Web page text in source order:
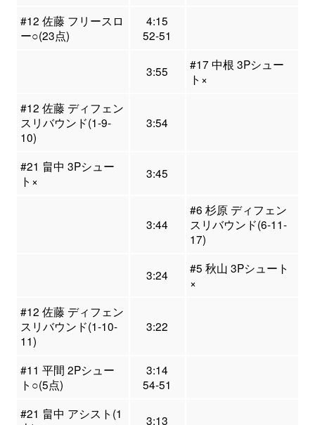
#12 佐藤 フリースロ
ー○(23点)
4:15
52-51
3:55
#17 中根 3Pシュー
ト×
#12 佐藤 ディフェン
スリバウンド(1-9-
10)
3:54
#21 畠中 3Pシュー
ト×
3:45
3:44
#6 杉原 ディフェン
スリバウンド(6-11-
17)
3:24
#5 秋山 3Pシュート
×
#12 佐藤 ディフェン
スリバウンド(1-10-
11)
3:22
#11 平間 2Pシュー
ト○(5点)
3:14
54-51
#21 畠中 アシスト(1
3:13